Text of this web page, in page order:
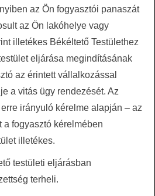
az Ön fogyasztói panaszát
az Ön lakóhelye vagy
illetékes Békéltető Testülethez
eljárása megindításának
az érintett vállalkozással
a vitás ügy rendezését. Az
irányuló kérelme alapján – az
a fogyasztó kérelmében
illetékes.
testületi eljárásban
terheli.